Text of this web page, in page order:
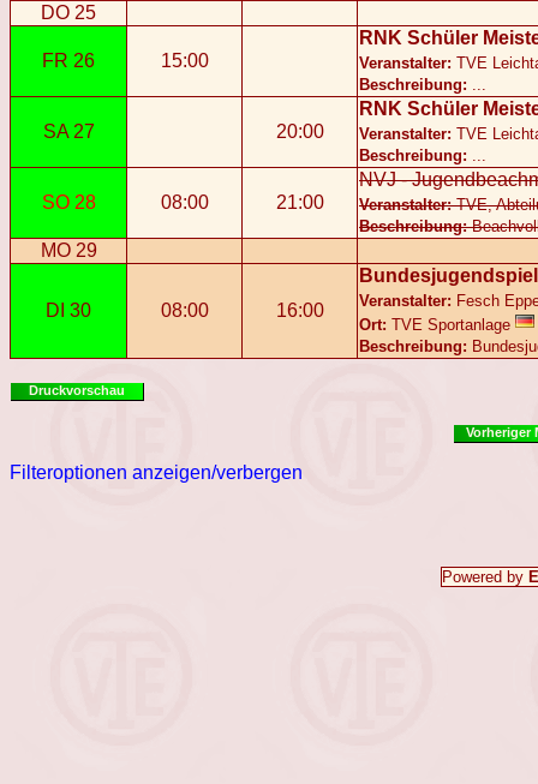
DO 25
FR 26 15:00
RNK Schüler
Veranstalter: TVE
Beschreibung:
SA 27 20:00
RNK Schüler
Veranstalter: TVE
Beschreibung:
SO 28 08:00 21:00
NVJ -
Veranstalter:TVE,
Beschreibung:
MO 29
DI 30 08:00 16:00 Veranstalter: Fesch
Ort: TVE Sportanlage
Beschreibung:
Druckvorschau
Vorheriger
Filteroptionen anzeigen/verbergen
Powered by